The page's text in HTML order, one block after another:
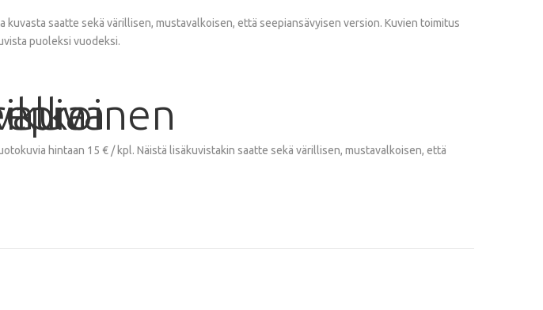
saatte sekä värillisen, mustavalkoisen, että seepiansävyisen version. Kuvien toimitus
puoleksi vuodeksi.
hintaan 15 € / kpl. Näistä lisäkuvistakin saatte sekä värillisen, mustavalkoisen, että